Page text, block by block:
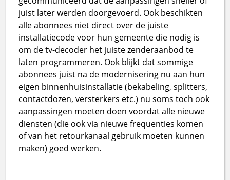
juist later werden doorgevoerd. Ook beschikten
alle abonnees niet direct over de juiste
installatiecode voor hun gemeente die nodig is
om de tv-decoder het juiste zenderaanbod te
laten programmeren. Ook blijkt dat sommige
abonnees juist na de modernisering nu aan hun
eigen binnenhuisinstallatie (bekabeling, splitters,
contactdozen, versterkers etc.) nu soms toch ook
aanpassingen moeten doen voordat alle nieuwe
diensten (die ook via nieuwe frequenties komen
of van het retourkanaal gebruik moeten kunnen
maken) goed werken.